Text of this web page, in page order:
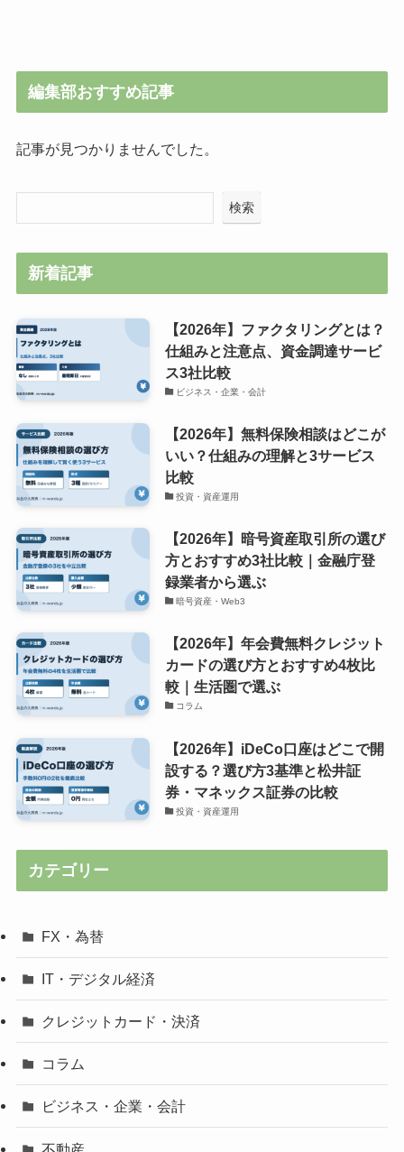
編集部おすすめ記事
記事が見つかりませんでした。
検索
新着記事
【2026年】ファクタリングとは？
仕組みと注意点、資金調達サービ
ス3社比較
ビジネス・企業・会計
【2026年】無料保険相談はどこが
いい？仕組みの理解と3サービス
比較
投資・資産運用
【2026年】暗号資産取引所の選び
方とおすすめ3社比較｜金融庁登
録業者から選ぶ
暗号資産・Web3
【2026年】年会費無料クレジット
カードの選び方とおすすめ4枚比
較｜生活圏で選ぶ
コラム
【2026年】iDeCo口座はどこで開
設する？選び方3基準と松井証
券・マネックス証券の比較
投資・資産運用
カテゴリー
FX・為替
IT・デジタル経済
クレジットカード・決済
コラム
ビジネス・企業・会計